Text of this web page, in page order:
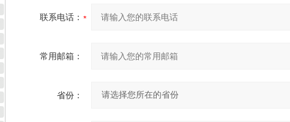
联系电话：
常用邮箱：
省份：